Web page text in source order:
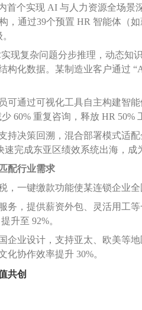
首个实现 AI 与人力资源全场景
，通过39个预置 HR 智能体（
实现复杂问题分步推理，动态知
构化数据。某制造业客户通过
可通过可视化工具自主构建智
重复咨询，释放 HR 50%
持决策回溯，混合部署模式适
完成东亚区绩效系统出海，成
配行业需求
，一键缴款功能使某连锁企业全
务，提供薪资外包、灵活用工
升至 92%。
企业设计，支持亚太、欧美等
协作效率提升 30%。
共创